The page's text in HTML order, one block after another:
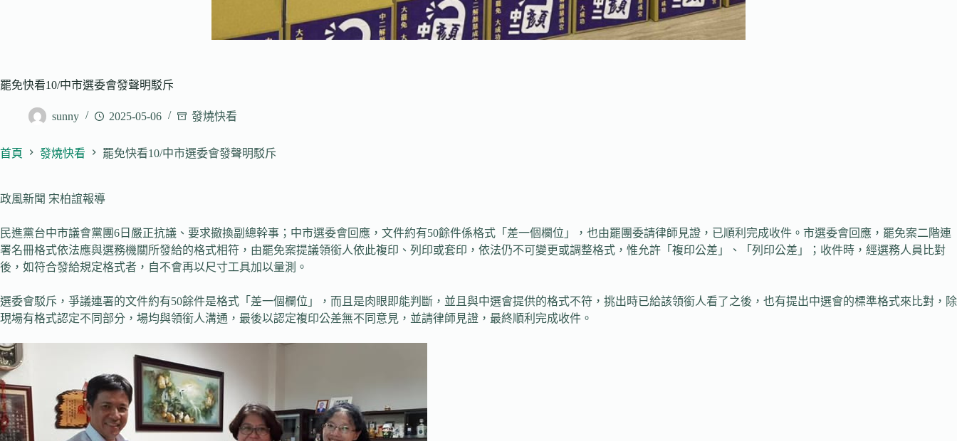
罷免快看10/中市選委會發聲明駁斥
sunny 2025-05-06 發燒快看
首頁 發燒快看 罷免快看10/中市選委會發聲明駁斥
政風新聞 宋柏誼報導
民進黨台中市議會黨團6日嚴正抗議、要求撤換副總幹事；中市選委會回應，文件約有50餘件係格式「差一個欄位」，也由罷團委請律師見證，已順利完成收件。市選委會回應，罷免案二階連
署名冊格式依法應與選務機關所發給的格式相符，由罷免案提議領銜人依此複印、列印或套印，依法仍不可變更或調整格式，惟允許「複印公差」、「列印公差」；收件時，經選務人員比對
後，如符合發給規定格式者，自不會再以尺寸工具加以量測。
選委會駁斥，爭議連署的文件約有50餘件是格式「差一個欄位」，而且是肉眼即能判斷，並且與中選會提供的格式不符，挑出時已給該領銜人看了之後，也有提出中選會的標準格式來比對，除
現場有格式認定不同部分，場均與領銜人溝通，最後以認定複印公差無不同意見，並請律師見證，最終順利完成收件。